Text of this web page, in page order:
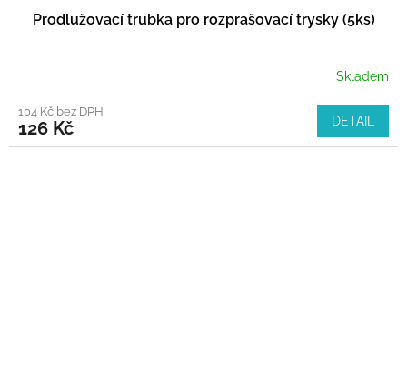
Prodlužovací trubka pro rozprašovací trysky (5ks)
Skladem
104 Kč bez DPH
126 Kč DETAIL